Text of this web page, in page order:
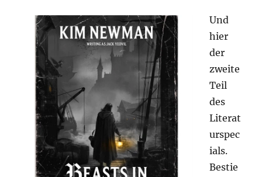
Larp
Podcast
Folge
0
Und
hier
der
zweite
Teil
des
Literat
urspec
ials.
Bestie